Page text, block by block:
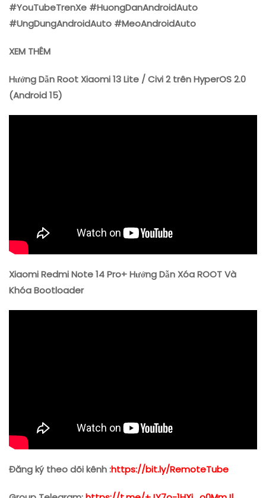
#YouTubeTrenXe #HuongDanAndroidAuto
#UngDungAndroidAuto #MeoAndroidAuto
XEM THÊM
Hướng Dẫn Root Xiaomi 13 Lite / Civi 2 trên HyperOS 2.0
(Android 15)
Xiaomi Redmi Note 14 Pro+ Hướng Dẫn Xóa ROOT Và
Khóa Bootloader
Đăng ký theo dõi kênh :https://bit.ly/RemoteTube